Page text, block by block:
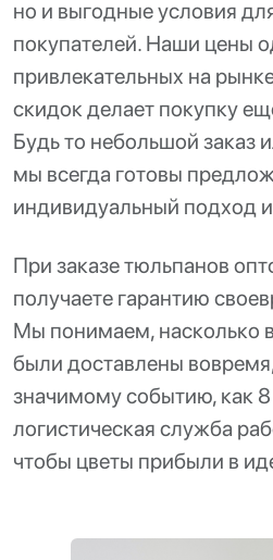
но и выгодные условия
покупателей. Наши цены
привлекательных на
скидок делает покупку
Будь то небольшой заказ
мы всегда готовы
индивидуальный подход
При заказе тюльпанов
получаете гарантию
Мы понимаем, насколько
были доставлены
значимому событию, как
логистическая служба
чтобы цветы прибыли в